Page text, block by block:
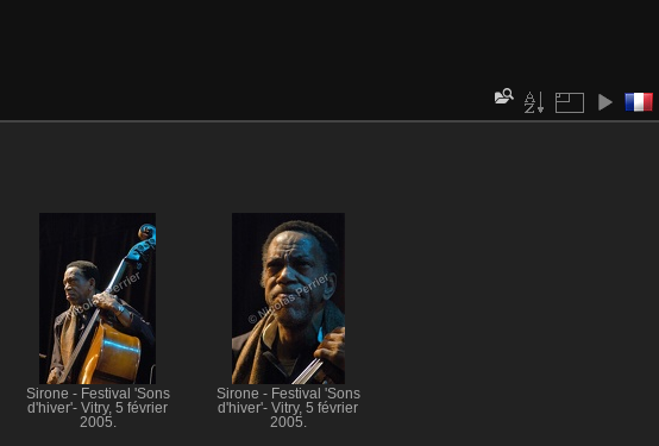
Sirone - Festival 'Sons
d'hiver'- Vitry, 5 février
2005.
Sirone - Festival 'Sons
d'hiver'- Vitry, 5 février
2005.